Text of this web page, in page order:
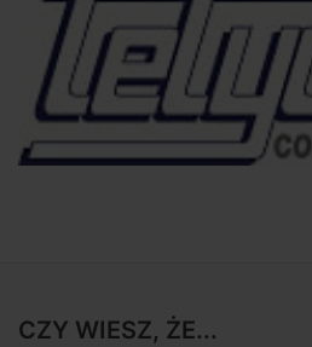
CZY WIESZ, ŻE...